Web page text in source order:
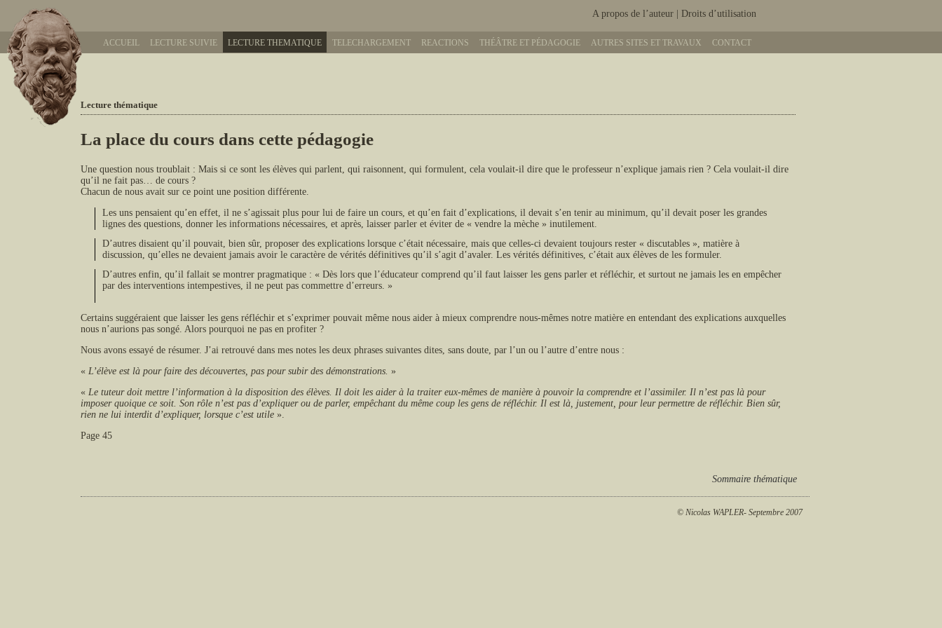
A propos de l’auteur Droits d’utilisation
ACCUEIL LECTURE SUIVIE LECTURE THEMATIQUE TELECHARGEMENT REACTIONS THÉÂTRE ET PÉDAGOGIE AUTRES SITES ET TRAVAUX CONTACT
Lecture thématique
La place du cours dans cette pédagogie
Une question nous troublait : Mais si ce sont les élèves qui parlent, qui raisonnent, qui formulent, cela voulait-il dire que le professeur n’explique jamais rien ? Cela voulait-il dire
qu’il ne fait pas… de cours ?
Chacun de nous avait sur ce point une position différente.
Les uns pensaient qu’en effet, il ne s’agissait plus pour lui de faire un cours, et qu’en fait d’explications, il devait s’en tenir au minimum, qu’il devait poser les grandes
lignes des questions, donner les informations nécessaires, et après, laisser parler et éviter de « vendre la mèche » inutilement.
D’autres disaient qu’il pouvait, bien sûr, proposer des explications lorsque c’était nécessaire, mais que celles-ci devaient toujours rester « discutables », matière à
discussion, qu’elles ne devaient jamais avoir le caractère de vérités définitives qu’il s’agit d’avaler. Les vérités définitives, c’était aux élèves de les formuler.
D’autres enfin, qu’il fallait se montrer pragmatique : « Dès lors que l’éducateur comprend qu’il faut laisser les gens parler et réfléchir, et surtout ne jamais les en empêcher
par des interventions intempestives, il ne peut pas commettre d’erreurs. »
Certains suggéraient que laisser les gens réfléchir et s’exprimer pouvait même nous aider à mieux comprendre nous-mêmes notre matière en entendant des explications auxquelles
nous n’aurions pas songé. Alors pourquoi ne pas en profiter ?
Nous avons essayé de résumer. J’ai retrouvé dans mes notes les deux phrases suivantes dites, sans doute, par l’un ou l’autre d’entre nous :
« L’élève est là pour faire des découvertes, pas pour subir des démonstrations. »
« Le tuteur doit mettre l’information à la disposition des élèves. Il doit les aider à la traiter eux-mêmes de manière à pouvoir la comprendre et l’assimiler. Il n’est pas là pour
imposer quoique ce soit. Son rôle n’est pas d’expliquer ou de parler, empêchant du même coup les gens de réfléchir. Il est là, justement, pour leur permettre de réfléchir. Bien sûr,
rien ne lui interdit d’expliquer, lorsque c’est utile ».
Page 45
Sommaire thématique
© Nicolas WAPLER- Septembre 2007